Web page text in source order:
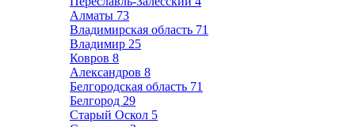
Алматы 73
Владимирская область 71
Владимир 25
Ковров 8
Александров 8
Белгородская область 71
Белгород 29
Старый Оскол 5